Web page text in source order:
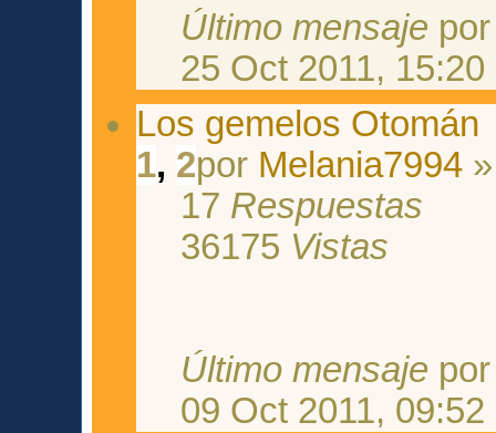
Último mensaje
25 Oct 2011, 15:20
Los gemelos Otomán
1, 2por Melania7994
17 Respuestas
36175 Vistas
Último mensaje
09 Oct 2011, 09:52